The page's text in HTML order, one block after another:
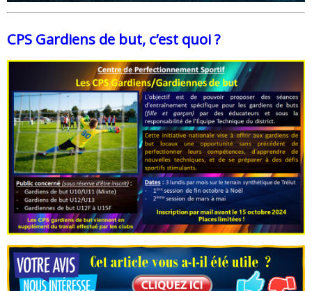
CPS Gardiens de but, c’est quoi ?